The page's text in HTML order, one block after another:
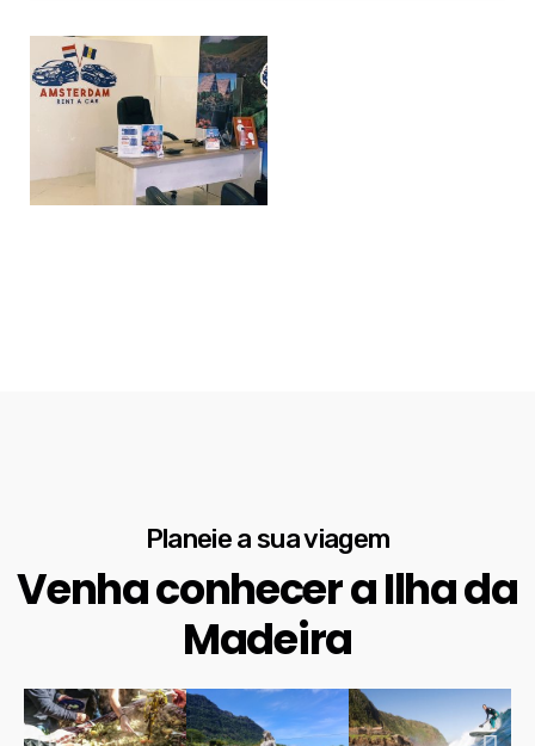
Planeie a sua viagem
Venha conhecer a Ilha da
Madeira